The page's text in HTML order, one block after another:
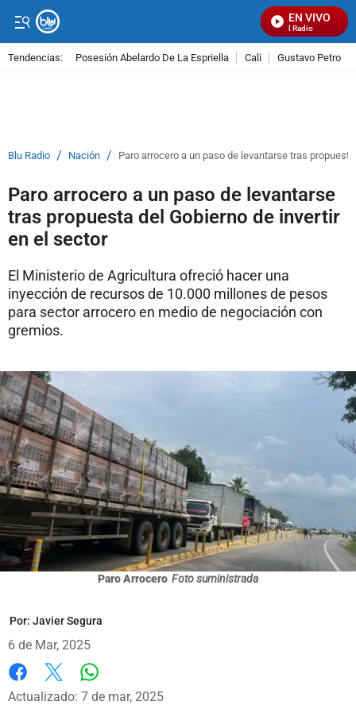
EN VIVO
Señal Visual Radio
Tendencias: Posesión Abelardo De La Espriella Cali Gustavo Petro
Blu Radio / Nación / Paro arrocero a un paso de levantarse tras
Paro arrocero a un paso de levantarse
tras propuesta del Gobierno de invertir
en el sector
El Ministerio de Agricultura ofreció hacer una
inyección de recursos de 10.000 millones de pesos
para sector arrocero en medio de negociación con
gremios.
Paro Arrocero Foto suministrada
Por: Javier Segura
6 de Mar, 2025
Facebook
X
Actualizado: 7 de mar, 2025